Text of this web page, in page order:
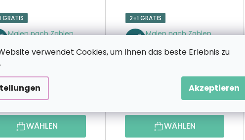
verwendet Cookies, um Ihnen das beste Erlebnis zu
Akzeptieren
GRATIS
Malen nach Zahlen
ab20,39 €
WÄHLEN
2+1 GRATIS
Malen nach Zahlen
(3er-Set)
49,99 €
WÄHLEN